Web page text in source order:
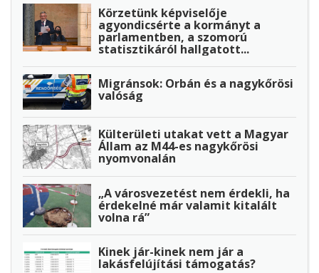
Körzetünk képviselője
agyondicsérte a kormányt a
parlamentben, a szomorú
statisztikáról hallgatott...
Migránsok: Orbán és a nagykőrösi
valóság
Külterületi utakat vett a Magyar
Állam az M44-es nagykőrösi
nyomvonalán
„A városvezetést nem érdekli, ha
érdekelné már valamit kitalált
volna rá”
Kinek jár-kinek nem jár a
lakásfelújítási támogatás?